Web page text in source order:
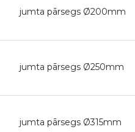
jumta pārsegs Ø200mm
jumta pārsegs Ø250mm
jumta pārsegs Ø315mm